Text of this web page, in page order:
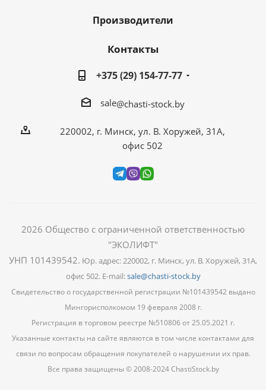
Производители
Контакты
+375 (29) 154-77-77
sale@chasti-stock.by
220002, г. Минск, ул. В. Хоружей, 31А,
офис 502
2026 Общество с ограниченной ответственностью
"ЭКОЛИФТ"
УНП 101439542. Юр. адрес: 220002, г. Минск, ул. В. Хоружей, 31А,
офис 502. E-mail:sale@chasti-stock.by
Свидетельство о государственной регистрации №101439542 выдано
Мингорисполкомом 19 февраля 2008 г.
Регистрация в торговом реестре №510806 от 25.05.2021 г.
Указанные контакты на сайте являются в том числе контактами для
связи по вопросам обращения покупателей о нарушении их прав.
Все права защищены © 2008-2024 ChastiStock.by